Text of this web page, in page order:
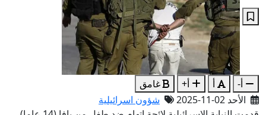
أ- أ أ+
غامق
الأحد 02-11-2025
شؤون اسرائيلية